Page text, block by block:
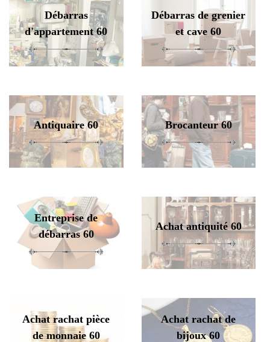
Débarras
d'appartement 60
Débarras de grenier
et cave 60
Antiquaire 60 Brocanteur 60
Entreprise de
débarras 60
Achat antiquité 60
Achat rachat pièce
de monnaie 60
Achat rachat de
bijoux 60